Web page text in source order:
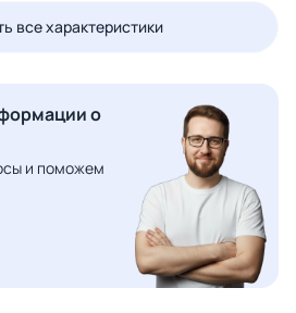
все характеристики
о
и поможем